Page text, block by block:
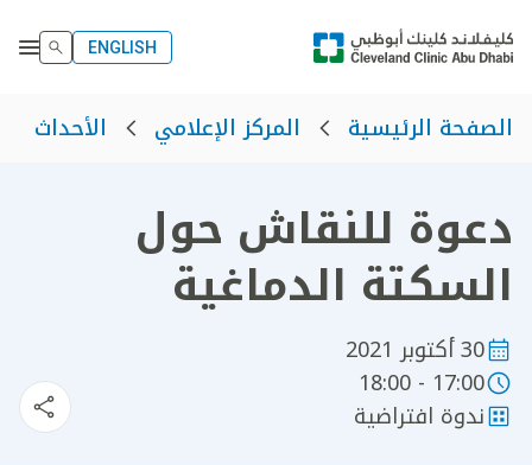
ENGLISH
الصفحة الرئيسية المركز الإعلامي الأحداث
دعوة للنقاش حول
السكتة الدماغية
30 أكتوبر 2021
17:00 - 18:00
ندوة افتراضية